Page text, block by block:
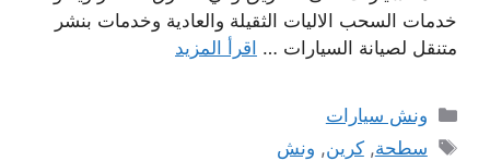
خدمات السحب الاليات الثقيلة والعادية وخدمات بنشر
متنقل لصيانة السيارات … اقرأ المزيد
التصنيفات
ونش سيارات
الوسوم
سطحة,كرين, ونش